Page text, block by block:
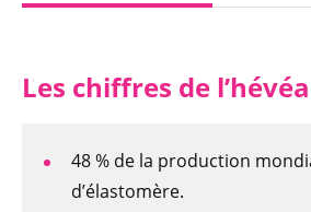
Les chiffres de l’hévéa
48 % de la production
d’élastomère.